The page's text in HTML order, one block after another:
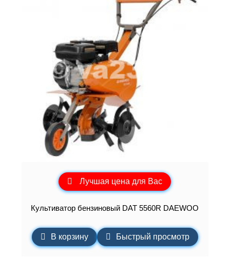
Лучшая цена для Вас
Культиватор бензиновый DAT 5560R DAEWOO
В корзину Быстрый просмотр